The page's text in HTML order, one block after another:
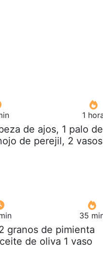
1
de ajos, 1 palo de
de perejil, 2 vasos
35
granos de pimienta
de oliva 1 vaso